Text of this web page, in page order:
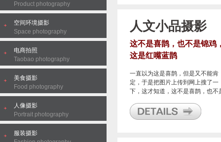
人文小品摄影
这不是喜鹊，也不是锦鸡
这是红嘴蓝鹊
​一直以为这是喜鹊，但是又不能肯
定，于是把图片上传到网上搜了一
下，这才知道，这不是喜鹊，也不
纯的看还不算是珍惜动物，也多为
家所拍照常见。不过它在历史上有
Product photography
空间环境摄影
Space photography
电商拍照
Taobao photography
美食摄影
Food photography
人像摄影
Portrait photography
服装摄影